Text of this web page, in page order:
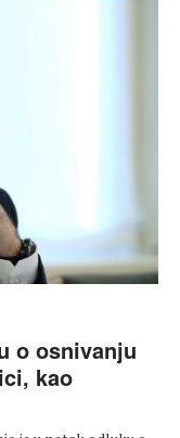
o osnivanju
kao